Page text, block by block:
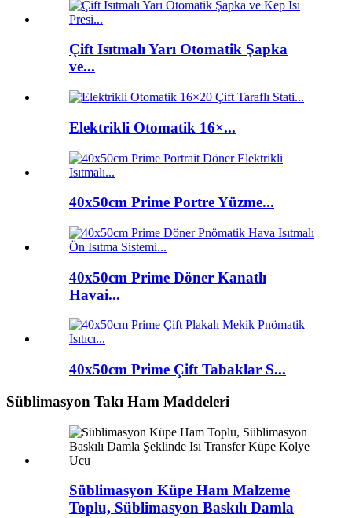
Çift Isıtmalı Yarı Otomatik Şapka
ve...
Elektrikli Otomatik 16×...
40x50cm Prime Portre Yüzme...
40x50cm Prime Döner Kanatlı
Havai...
40x50cm Prime Çift Tabaklar S...
Süblimasyon Takı Ham Maddeleri
Süblimasyon Küpe Ham Malzeme
Toplu, Süblimasyon Baskılı Damla